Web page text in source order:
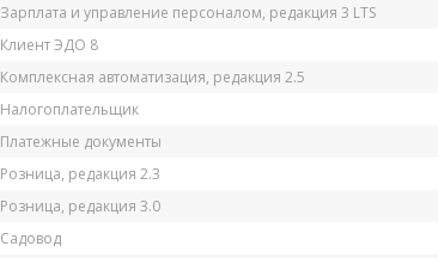
Зарплата и управление персоналом, редакция 3 LTS
Клиент ЭДО 8
Комплексная автоматизация, редакция 2.5
Налогоплательщик
Платежные документы
Розница, редакция 2.3
Розница, редакция 3.0
Садовод